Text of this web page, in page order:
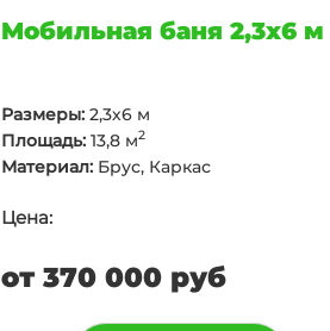
Мобильная баня 2,3х6 м
Размеры:2,3х6 м
Площадь:13,8 м2
Материал:Брус, Каркас
Цена:
от 370 000 руб